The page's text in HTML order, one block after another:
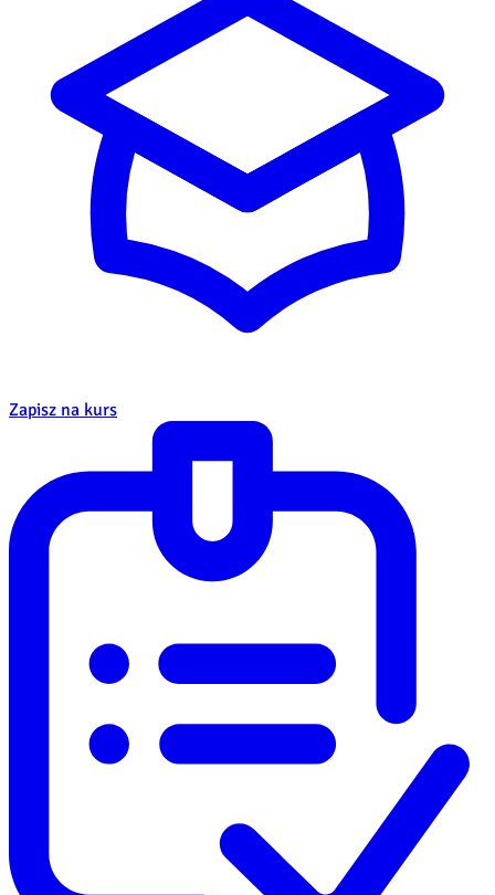
Zapisz na kurs